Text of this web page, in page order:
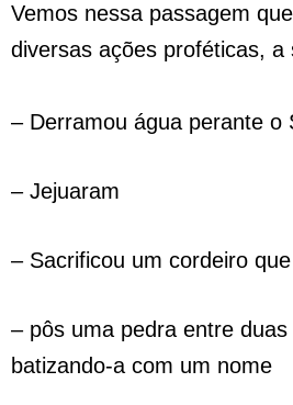
Vemos nessa passagem
diversas ações proféticas, a
– Derramou água perante o
– Jejuaram
– Sacrificou um cordeiro
– pôs uma pedra entre duas
batizando-a com um nome